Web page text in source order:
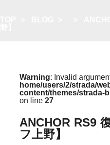
Warning: Invalid
home/users/2/strada/
content/themes/strada-
on line 27
ANCHOR RS9
フ上野】